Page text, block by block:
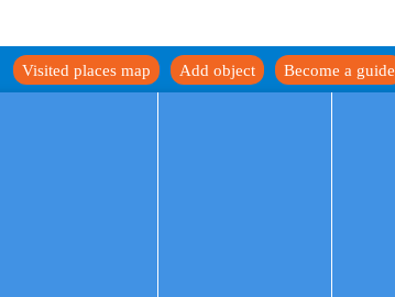
Become a guide
Add object
Visited places map